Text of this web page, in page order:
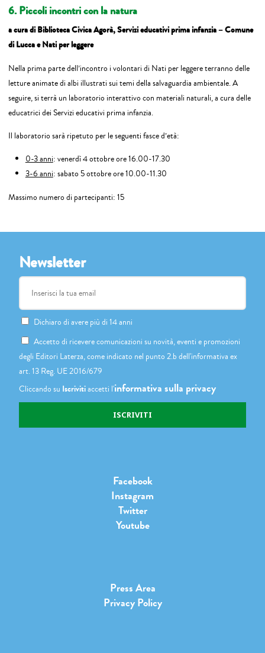
6. Piccoli incontri con la natura
a cura di Biblioteca Civica Agorà, Servizi educativi prima infanzia – Comune
di Lucca e Nati per leggere
Nella prima parte dell’incontro i volontari di Nati per leggere terranno delle
letture animate di albi illustrati sui temi della salvaguardia ambientale. A
seguire, si terrà un laboratorio interattivo con materiali naturali, a cura delle
educatrici dei Servizi educativi prima infanzia.
Il laboratorio sarà ripetuto per le seguenti fasce d’età:
0-3 anni: venerdì 4 ottobre ore 16.00-17.30
3-6 anni: sabato 5 ottobre ore 10.00-11.30
Massimo numero di partecipanti: 15
Newsletter
Dichiaro di avere più di 14 anni
Accetto di ricevere comunicazioni su novità, eventi e promozioni
degli Editori Laterza, come indicato nel punto 2.b dell'informativa ex
art. 13 Reg. UE 2016/679
Cliccando su Iscrivitiaccetti l'informativa sulla privacy
Facebook
Instagram
Twitter
Youtube
Press Area
Privacy Policy